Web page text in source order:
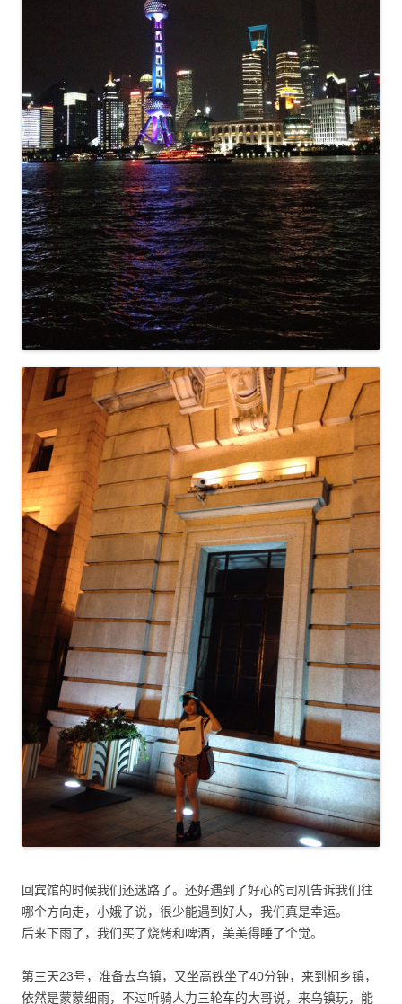
回宾馆的时候我们还迷路了。还好遇到了好心的司机告诉我们往
哪个方向走，小娥子说，很少能遇到好人，我们真是幸运。
后来下雨了，我们买了烧烤和啤酒，美美得睡了个觉。
第三天23号，准备去乌镇，又坐高铁坐了40分钟，来到桐乡镇，
依然是蒙蒙细雨，不过听骑人力三轮车的大哥说，来乌镇玩，能